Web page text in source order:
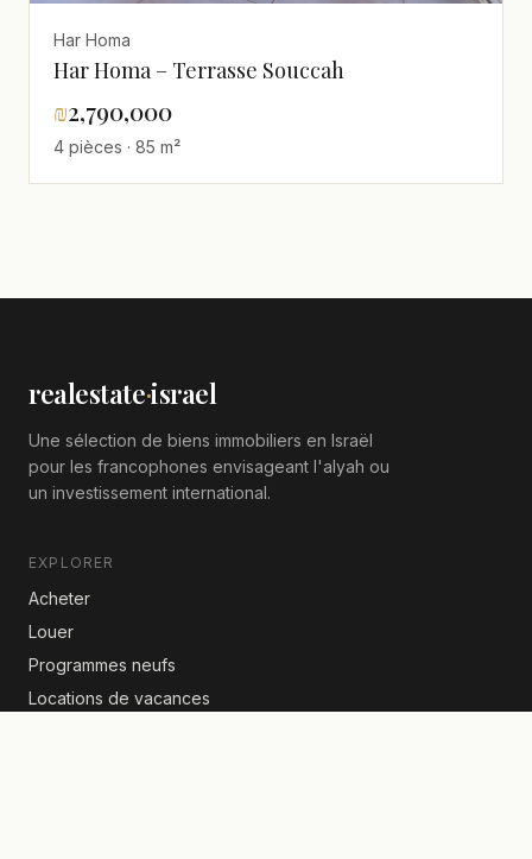
Har Homa
Har Homa – Terrasse Souccah
₪2,790,000
4 pièces · 85 m²
realestate·israel
Une sélection de biens immobiliers en Israël
pour les francophones envisageant l'alyah ou
un investissement international.
EXPLORER
Acheter
Louer
Programmes neufs
Locations de vacances